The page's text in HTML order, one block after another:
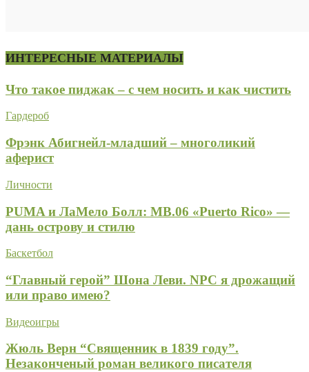
ИНТЕРЕСНЫЕ МАТЕРИАЛЫ
Что такое пиджак – с чем носить и как чистить
Гардероб
Фрэнк Абигнейл-младший – многоликий
аферист
Личности
PUMA и ЛаМело Болл: MB.06 «Puerto Rico» —
дань острову и стилю
Баскетбол
“Главный герой” Шона Леви. NPC я дрожащий
или право имею?
Видеоигры
Жюль Верн “Священник в 1839 году”.
Незаконченый роман великого писателя